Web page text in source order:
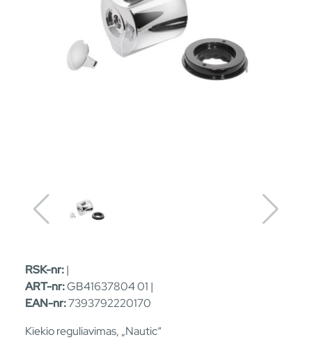
RSK-nr:|
ART-nr:GB41637804 01 |
EAN-nr:7393792220170
Kiekio reguliavimas, „Nautic“